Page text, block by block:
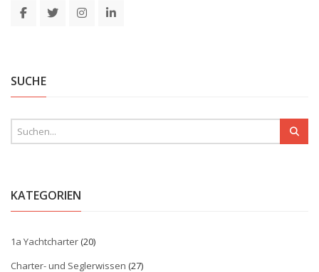
SUCHE
KATEGORIEN
1a Yachtcharter(20)
Charter- und Seglerwissen (27)